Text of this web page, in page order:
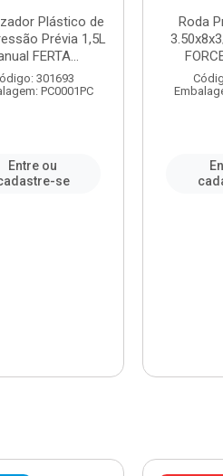
Plástico de
Prévia 1,5L
FERTA...
301693
PC0001PC
Entre ou
se
Roda